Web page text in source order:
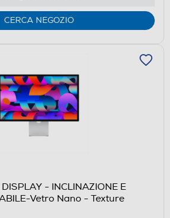
CERCA NEGOZIO
- INCLINAZIONE E
Vetro Nano - Texture